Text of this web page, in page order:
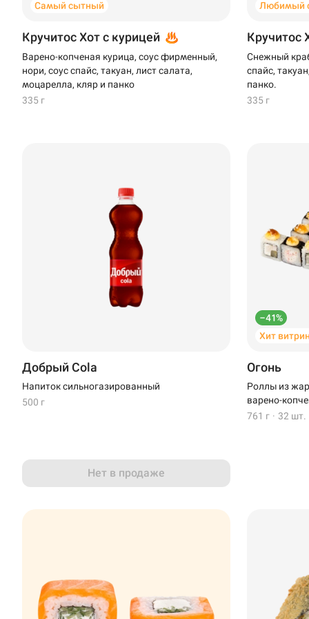
Самый сытный
Кручитос Хот с курицей
Варено-копченая курица, соус фирменный,
нори, соус спайс, такуан, лист салата,
моцарелла, кляр и панко
335 г
Любимый
Кручитос
Снежный
спайс,
панко.
335 г
Добрый Cola
Напиток сильногазированный
500 г
Нет в продаже
–41%
Хит
Огонь
Роллы из
варено-
761 г · 32 шт.